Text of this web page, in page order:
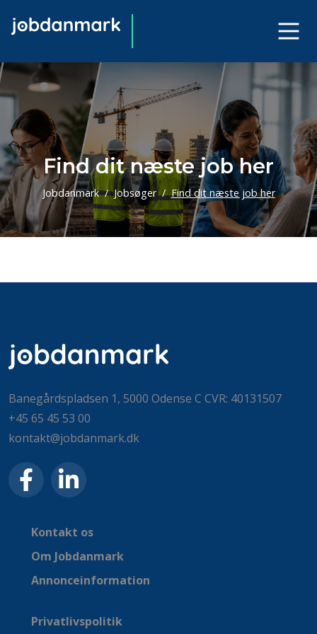
Find dit næste job her
Jobdanmark Jobsøger Find dit næste job her
Banegårdspladsen 1, 5000 Odense C CVR: 40131507
+45 65 45 53 00
kontakt@jobdanmark.dk
Kontakt os
Om Jobdanmark
Annonceinformation
Privatlivspolitik